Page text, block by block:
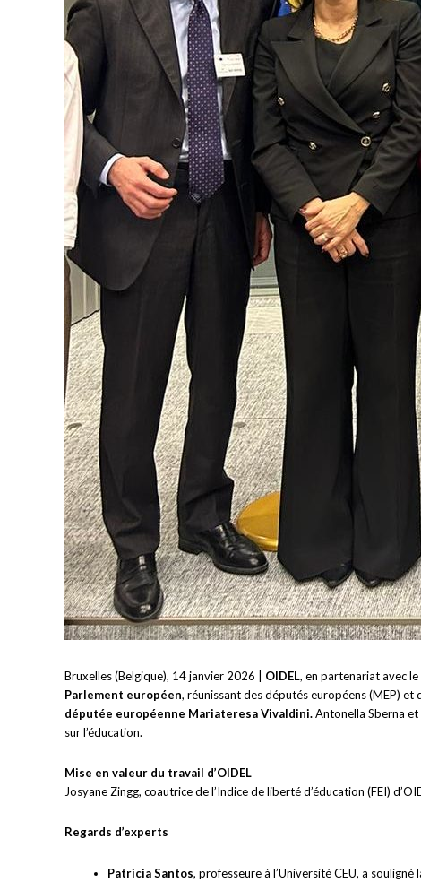
Bruxelles (Belgique), 14 janvier 2026 | OIDEL, en partenariat avec le
Parlement européen, réunissant des députés européens (MEP) et
députée européenne Mariateresa Vivaldini.Antonella Sberna
sur l’éducation.
Mise en valeur du travail d’OIDEL
Josyane Zingg, coautrice de l’Indice de liberté d’éducation (FEI)
Regards d’experts
Patricia Santos, professeure à l’Université CEU, a